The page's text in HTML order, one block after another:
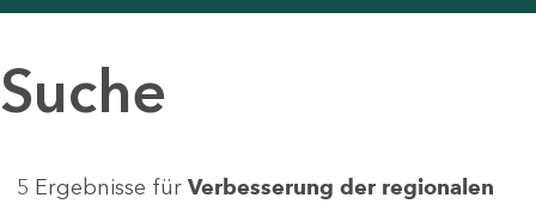
Suche
5 Ergebnisse für Verbesserung der regionalen